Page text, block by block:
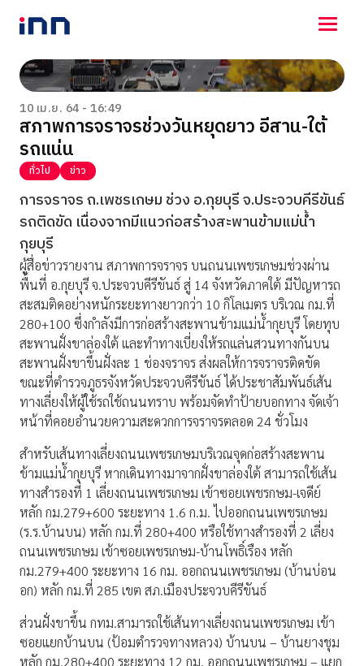
NEWS
ENTERTAINMENT
LIFESTYLE
HOROSCOPE
LOTTERY
VIDEO
ร่วมด้วยช่วยกัน
10 เม.ย. 64 - 16:49
สภาพการจราจรช่วงวันหยุดยาว อีสาน-ใต้
รถแน่น
ทั่วไป ข่าว
การจราจร ถ.เพชรเกษม ช่วง อ.กุยบุรี จ.ประจวบคีรีขันธ์
รถติดขัด เนื่องจากมีแนวก่อสร้างสะพานข้ามแม่น้ำ
กุยบุรี
ผู้สื่อข่าวรายงาน สภาพการจราจร บนถนนเพชรเกษมช่วงผ่าน
พื้นที่ อ.กุยบุรี จ.ประจวบคีรีขันธ์ สู่ 14 จังหวัดภาคใต้ มีปัญหารถ
สะสมติดอย่างหนักระยะทางยาวกว่า 10 กิโลเมตร บริเวณ กม.ที่
280+100 ซึ่งกำลังมีการก่อสร้างสะพานข้ามแม่น้ำกุยบุรี โดยทุบ
สะพานฝั่งขาล่องใต้ และทำทางเบี่ยงให้รถแล่นสวนทางกันบน
สะพานฝั่งขาขึ้นฝั่งละ 1 ช่องจราจร ส่งผลให้การจราจรติดขัด
ขณะที่ตำรวจภูธรจังหวัดประจวบคีรีขันธ์ ได้ประชาสัมพันธ์เส้น
ทางเลี่ยงให้ผู้ใช้รถใช้ถนนทราบ พร้อมจัดทำป้ายบอกทาง จัดเจ้า
หน้าที่คอยอำนวยความสะดวกการจราจรตลอด 24 ชั่วโมง
สำหรับเส้นทางเลี่ยงถนนเพชรเกษมบริเวณจุดก่อสร้างสะพาน
ข้ามแม่น้ำกุยบุรี หากเดินทางมาจากฝั่งขาล่องใต้ สามารถใช้เส้น
ทางสำรองที่ 1 เลี่ยงถนนเพชรเกษม เข้าซอยเพชรกษม-เจดีย์
หลัก กม.279+600 ระยะทาง 1.6 ก.ม. ไปออกถนนเพชรเกษม
(ร.ร.บ้านบน) หลัก กม.ที่ 280+400 หรือใช้ทางสำรองที่ 2 เลี่ยง
ถนนเพชรเกษม เข้าซอยเพชรเกษม-บ้านโพธิ์เรือง หลัก
กม.279+400 ระยะทาง 16 กม. ออกถนนเพชรเกษม (บ้านบ่อน
อก) หลัก กม.ที่ 285 เขต สภ.เมืองประจวบคีรีขันธ์
ส่วนฝั่งขาขึ้น กทม.สามารถใช้เส้นทางเลี่ยงถนนเพชรเกษม เข้า
ซอยแยกบ้านบน (ป้อมตำรวจทางหลวง) บ้านบน – บ้านยางชุม
หลัก กม.280+400 ระยะทาง 12 กม. ออกถนนเพชรเกษม – แยก